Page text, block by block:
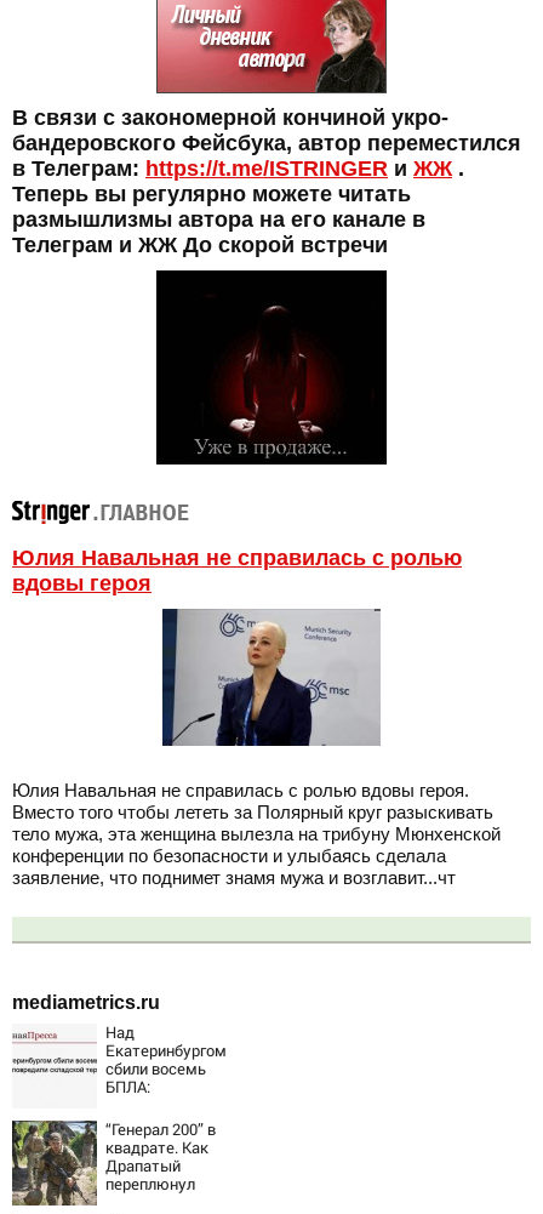
В связи с закономерной кончиной укро-
бандеровского Фейсбука, автор переместился
в Телеграм: https://t.me/ISTRINGER и ЖЖ.
Теперь вы регулярно можете читать
размышлизмы автора на его канале в
Телеграм и ЖЖ До скорой встречи
Юлия Навальная не справилась с ролью
вдовы героя
Юлия Навальная не справилась с ролью вдовы героя.
Вместо того чтобы лететь за Полярный круг разыскивать
тело мужа, эта женщина вылезла на трибуну Мюнхенской
конференции по безопасности и улыбаясь сделала
заявление, что поднимет знамя мужа и возглавит...чт
mediametrics.ru
Над
Екатеринбургом
сбили восемь
БПЛА:
800 сотрудников
Wildberries
“Генерал 200” в
квадрате. Как
Драпатый
переплюнул